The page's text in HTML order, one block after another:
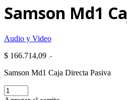
Samson Md1
Audio y Video
$ 166.714,09 .-
Samson Md1 Caja Directa Pasiva
Samson
Md1